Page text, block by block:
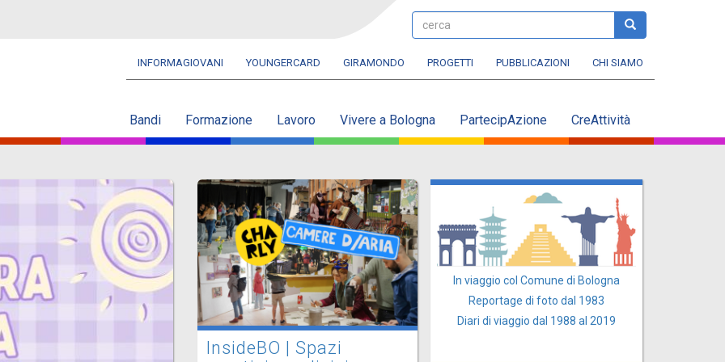
cerca cerca
Navbar
INFORMAGIOVANI YOUNGERCARD GIRAMONDO PROGETTI PUBBLICAZIONI CHI SIAMO
Bandi Formazione Lavoro Vivere a Bologna PartecipAzione CreAttività
InsideBO | Spazi
In viaggio col Comune di Bologna
Reportage di foto dal 1983
Diari di viaggio dal 1988 al 2019